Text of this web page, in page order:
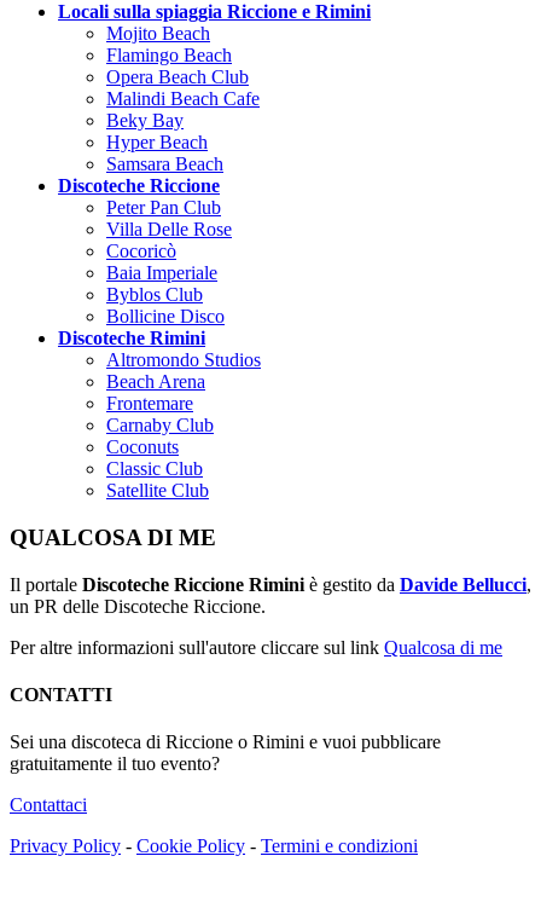
Locali sulla spiaggia Riccione e Rimini
Mojito Beach
Flamingo Beach
Opera Beach Club
Malindi Beach Cafe
Beky Bay
Hyper Beach
Samsara Beach
Discoteche Riccione
Peter Pan Club
Villa Delle Rose
Cocoricò
Baia Imperiale
Byblos Club
Bollicine Disco
Discoteche Rimini
Altromondo Studios
Beach Arena
Frontemare
Carnaby Club
Coconuts
Classic Club
Satellite Club
QUALCOSA DI ME
Il portale Discoteche Riccione Rimini è gestito da Davide Bellucci,
un PR delle Discoteche Riccione.
Per altre informazioni sull'autore cliccare sul link Qualcosa di me
CONTATTI
Sei una discoteca di Riccione o Rimini e vuoi pubblicare
gratuitamente il tuo evento?
Contattaci
Privacy Policy - Cookie Policy - Termini e condizioni